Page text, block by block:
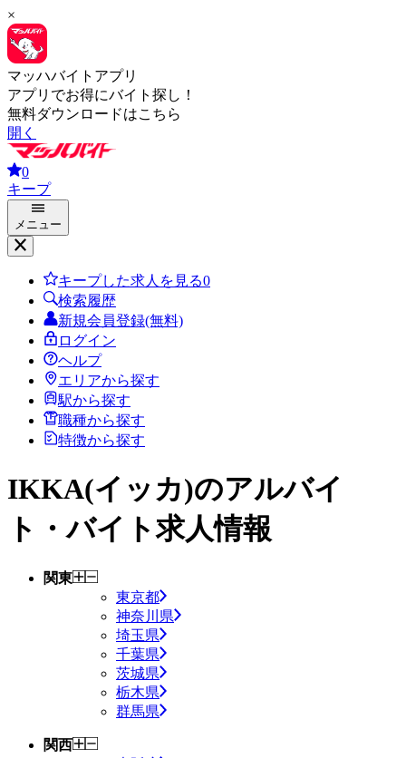
×
マッハバイトアプリ
アプリでお得にバイト探し！
無料ダウンロードはこちら
開く
0
キープ
メニュー
キープした求人を見る0
検索履歴
新規会員登録(無料)
ログイン
ヘルプ
エリアから探す
駅から探す
職種から探す
特徴から探す
IKKA(イッカ)のアルバイ
ト・バイト求人情報
関東
東京都
神奈川県
埼玉県
千葉県
茨城県
栃木県
群馬県
関西